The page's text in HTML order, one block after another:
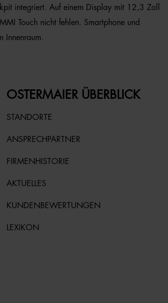
integriert. Auf einem Display mit 12,3 Zoll
Touch nicht fehlen. Smartphone und
Innenraum.
OSTERMAIER ÜBERBLICK
STANDORTE
ANSPRECHPARTNER
FIRMENHISTORIE
AKTUELLES
KUNDENBEWERTUNGEN
LEXIKON